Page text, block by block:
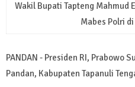
Wakil Bupati Tapteng Mahmud
Mabes Polri di
PANDAN - Presiden RI, Prabowo
Pandan, Kabupaten Tapanuli